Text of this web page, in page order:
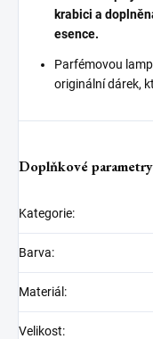
krabici a
esence.
Parfémovou
originální dárek,
Doplňkové parametry
Kategorie:
Barva:
Materiál :
Velikost: